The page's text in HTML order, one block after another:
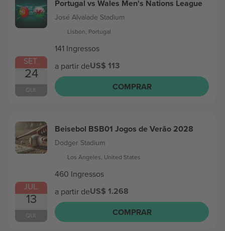
SET.
24
QUI.
Portugal vs Wales Men's Nations League
José Alvalade Stadium
Lisbon, Portugal
141 Ingressos
a partir deUS$ 113
COMPRAR
JUL.
13
QUI.
Beisebol BSB01 Jogos de Verão 2028
Dodger Stadium
Los Angeles, United States
460 Ingressos
a partir deUS$ 1.268
COMPRAR